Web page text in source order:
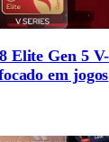
Elite Gen 5
em jogos